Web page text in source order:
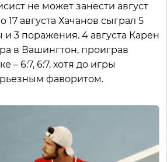
не может занести август
17 августа Хачанов сыграл 5
и 3 поражения. 4 августа Карен
в Вашингтон, проиграв
6:7, 6:7, хотя до игры
фаворитом.